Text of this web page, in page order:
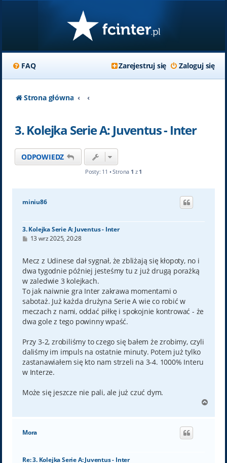
FAQ Zaloguj się
Zarejestruj się
Strona główna
3. Kolejka Serie A: Juventus - Inter
ODPOWIEDZ
Posty: 11 • Strona 1 z 1
miniu86
3. Kolejka Serie A: Juventus - Inter
P
t
13 wrz 2025, 20:28
Mecz z Udinese dał sygnał, że zbliżają się kłopoty, no i
dwa tygodnie później jesteśmy tu z już drugą porażką
w zaledwie 3 kolejkach.
To jak naiwnie gra Inter zakrawa momentami o
sabotaż. Już każda drużyna Serie A wie co robić w
meczach z nami, oddać piłkę i spokojnie kontrować - że
dwa gole z tego powinny wpaść.
Przy 3-2, zrobiliśmy to czego się bałem że zrobimy, czyli
daliśmy im impuls na ostatnie minuty. Potem już tylko
zastanawiałem się kto nam strzeli na 3-4. 1000% Interu
w Interze.
Może się jeszcze nie pali, ale już czuć dym.
g
Mora
Re: 3. Kolejka Serie A: Juventus - Inter